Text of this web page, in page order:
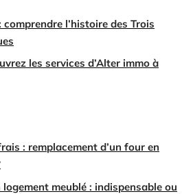
comprendre l’histoire des Trois
les services d’Alter immo à
: remplacement d’un four en
meublé : indispensable ou